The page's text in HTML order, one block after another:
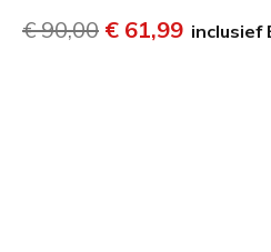
Prijs verlaagd van
€ 90,00 naar
€ 61,99 inclusief